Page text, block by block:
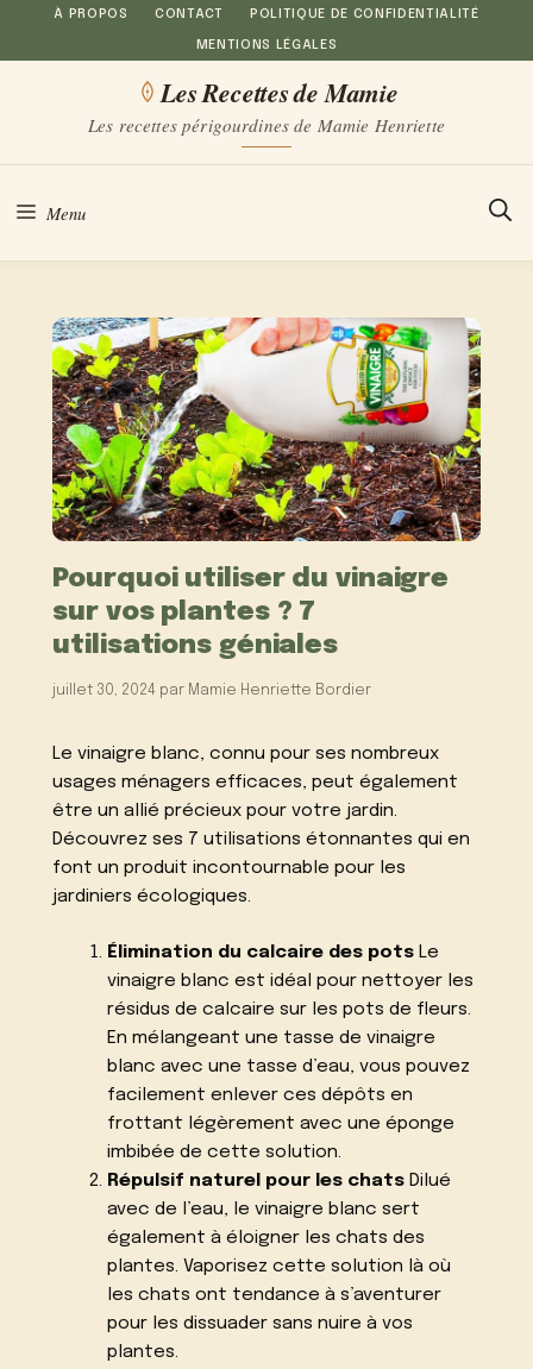
Aller
au
À PROPOS CONTACT POLITIQUE DE CONFIDENTIALITÉ
MENTIONS LÉGALES
Les Recettes de Mamie
Les recettes périgourdines de Mamie Henriette
Menu
Pourquoi utiliser du vinaigre
sur vos plantes ? 7
utilisations géniales
juillet 30, 2024 par Mamie Henriette Bordier
Le vinaigre blanc, connu pour ses nombreux
usages ménagers efficaces, peut également
être un allié précieux pour votre jardin.
Découvrez ses 7 utilisations étonnantes qui en
font un produit incontournable pour les
jardiniers écologiques.
Élimination du calcaire des potsLe
vinaigre blanc est idéal pour nettoyer les
résidus de calcaire sur les pots de fleurs.
En mélangeant une tasse de vinaigre
blanc avec une tasse d’eau, vous pouvez
facilement enlever ces dépôts en
frottant légèrement avec une éponge
imbibée de cette solution.
Répulsif naturel pour les chatsDilué
avec de l’eau, le vinaigre blanc sert
également à éloigner les chats des
plantes. Vaporisez cette solution là où
les chats ont tendance à s’aventurer
pour les dissuader sans nuire à vos
plantes.